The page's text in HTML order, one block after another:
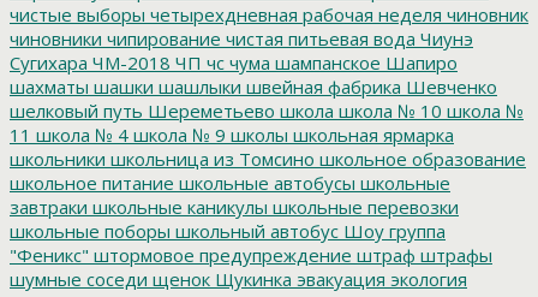
чистые выборы четырехдневная рабочая неделя чиновник
чиновники чипирование чистая питьевая вода Чиунэ
Сугихара ЧМ-2018 ЧП чс чума шампанское Шапиро
шахматы шашки шашлыки швейная фабрика Шевченко
шелковый путь Шереметьево школа школа № 10 школа №
11 школа № 4 школа № 9 школы школьная ярмарка
школьники школьница из Томсино школьное образование
школьное питание школьные автобусы школьные
завтраки школьные каникулы школьные перевозки
школьные поборы школьный автобус Шоу группа
"Феникс" штормовое предупреждение штраф штрафы
шумные соседи щенок Щукинка эвакуация экология